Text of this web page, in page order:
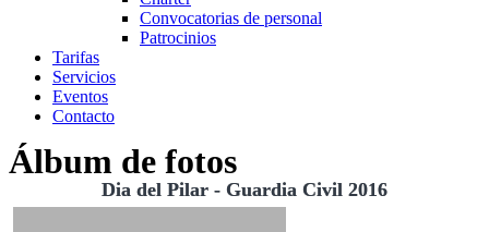
Convocatorias de personal
Patrocinios
Tarifas
Servicios
Eventos
Contacto
Álbum de fotos
Dia del Pilar - Guardia Civil 2016